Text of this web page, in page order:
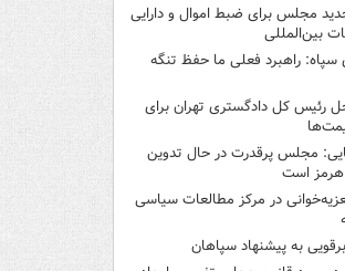
مجلس برای ضبط اموال و دارایی
بین‌المللی
راهبرد فعلی ما حفظ تنگه
رئیس کل دادگستری تهران برای
مجلس پرقدرت در حال تدوین
هرمز است
در مرکز مطالعات سیاسی
به پیشنهاد سپاهان